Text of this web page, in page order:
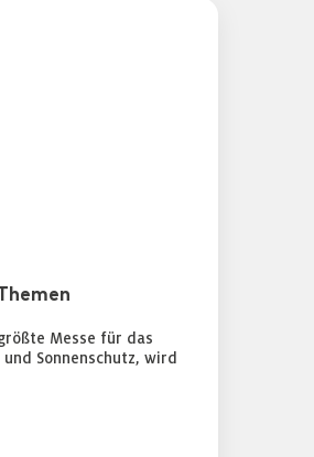
Messe für das
Sonnenschutz, wird